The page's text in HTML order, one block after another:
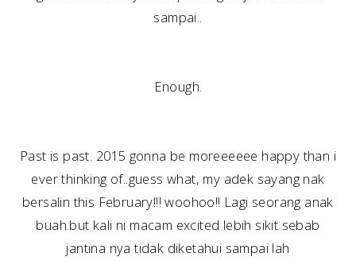
sampai..
Enough.
Past is past. 2015 gonna be moreeeeee happy than i
ever thinking of..guess what, my adek sayang nak
bersalin this February!!! woohoo!! Lagi seorang anak
buah.but kali ni macam excited lebih sikit sebab
jantina nya tidak diketahui sampai lah